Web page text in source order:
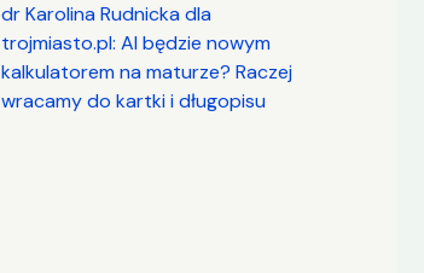
dr Karolina Rudnicka dla
trojmiasto.pl: AI będzie nowym
kalkulatorem na maturze? Raczej
wracamy do kartki i długopisu